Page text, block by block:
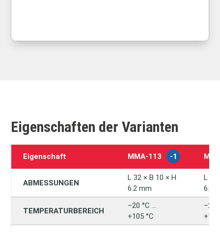
Eigenschaften der Varianten
Eigenschaft MMA‑113 -1
ABMESSUNGEN
L 32 × B 10 × H
6.2 mm
L 32
6.2
TEMPERATURBEREICH
–20 °C …
+105 °C
–20